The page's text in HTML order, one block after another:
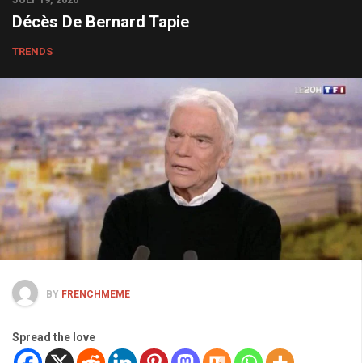
Décès De Bernard Tapie
TRENDS
BY FRENCHMEME
Spread the love